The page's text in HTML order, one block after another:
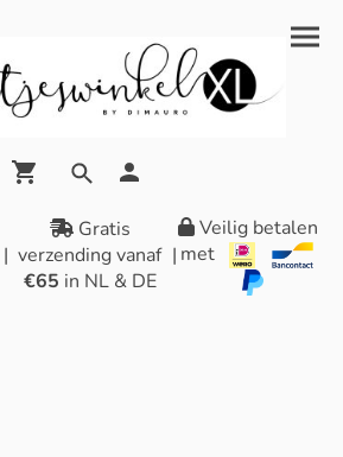
|
Gratis
verzending vanaf
€65 in NL & DE
|
Veilig betalen
met